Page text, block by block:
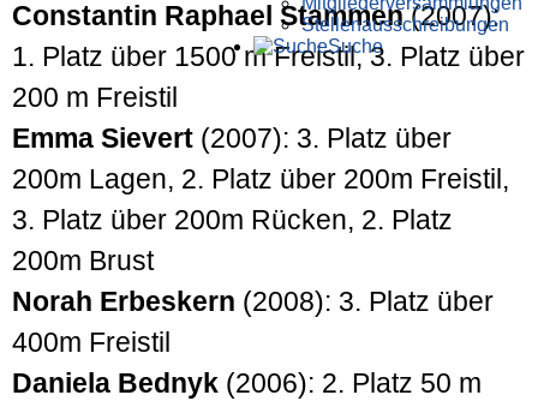
Stellen­aus­schrei­bungen
Suche
Constantin Raphael Stammen(2007):
1. Platz über 1500 m Freistil, 3. Platz über
200 m Freistil
Emma Sievert (2007): 3. Platz über
200m Lagen, 2. Platz über 200m Freistil,
3. Platz über 200m Rücken, 2. Platz
200m Brust
Norah Erbeskern (2008): 3. Platz über
400m Freistil
Daniela Bednyk (2006): 2. Platz 50 m